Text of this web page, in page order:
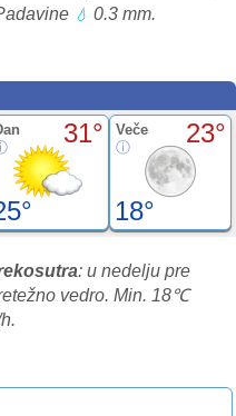
💧 0.3 mm.
31° Veče 23°
18°
: u nedelju pre
vedro. Min. 18℃